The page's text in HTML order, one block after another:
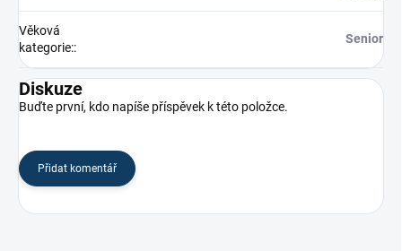
Věková
kategorie::
Senior
Diskuze
Buďte první, kdo napíše příspěvek k této položce.
Přidat komentář